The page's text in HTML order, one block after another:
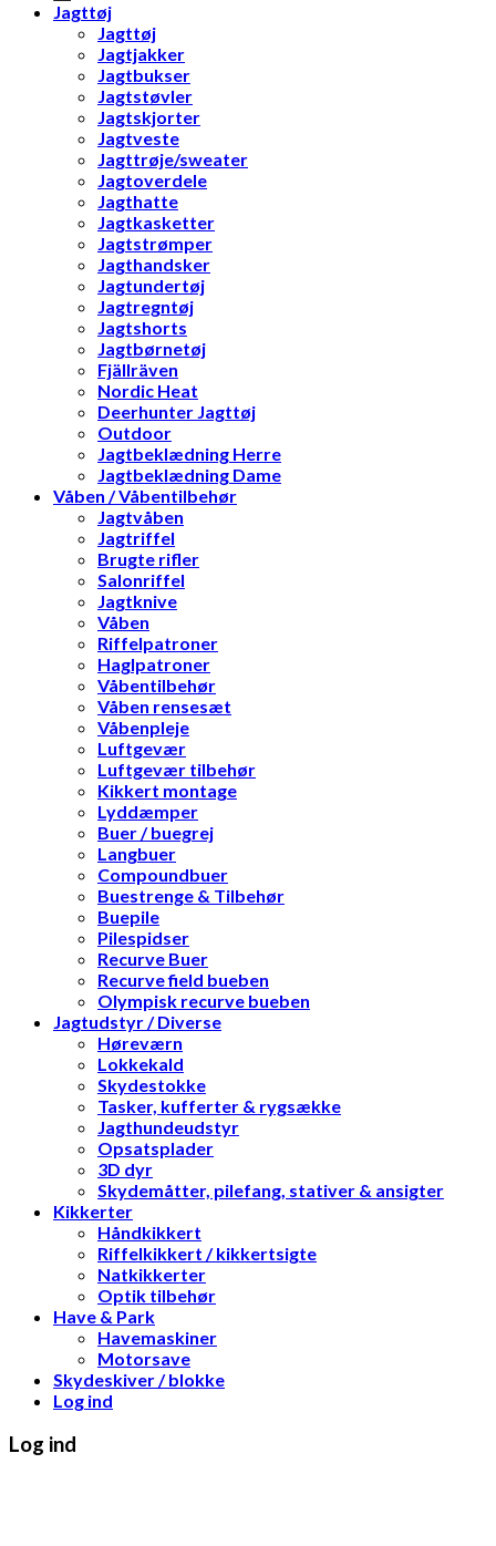
Jagttøj
Jagttøj
Jagtjakker
Jagtbukser
Jagtstøvler
Jagtskjorter
Jagtveste
Jagttrøje/sweater
Jagtoverdele
Jagthatte
Jagtkasketter
Jagtstrømper
Jagthandsker
Jagtundertøj
Jagtregntøj
Jagtshorts
Jagtbørnetøj
Fjällräven
Nordic Heat
Deerhunter Jagttøj
Outdoor
Jagtbeklædning Herre
Jagtbeklædning Dame
Våben / Våbentilbehør
Jagtvåben
Jagtriffel
Brugte rifler
Salonriffel
Jagtknive
Våben
Riffelpatroner
Haglpatroner
Våbentilbehør
Våben rensesæt
Våbenpleje
Luftgevær
Luftgevær tilbehør
Kikkert montage
Lyddæmper
Buer / buegrej
Langbuer
Compoundbuer
Buestrenge & Tilbehør
Buepile
Pilespidser
Recurve Buer
Recurve field bueben
Olympisk recurve bueben
Jagtudstyr / Diverse
Høreværn
Lokkekald
Skydestokke
Tasker, kufferter & rygsække
Jagthundeudstyr
Opsatsplader
3D dyr
Skydemåtter, pilefang, stativer & ansigter
Kikkerter
Håndkikkert
Riffelkikkert / kikkertsigte
Natkikkerter
Optik tilbehør
Have & Park
Havemaskiner
Motorsave
Skydeskiver / blokke
Log ind
Log ind